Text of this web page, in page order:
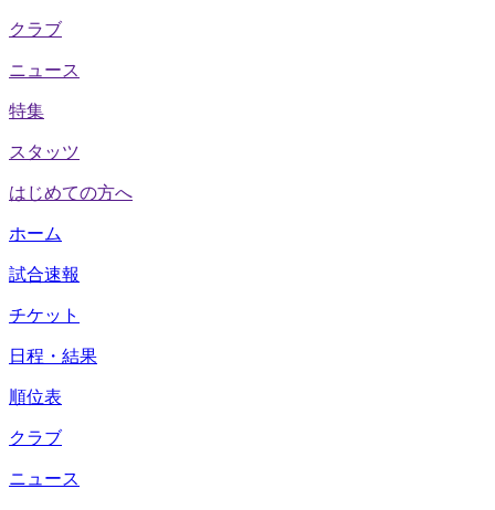
クラブ
ニュース
特集
スタッツ
はじめての方へ
ホーム
試合速報
チケット
日程・結果
順位表
クラブ
ニュース